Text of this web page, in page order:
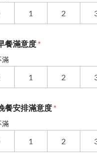
1 2
餐滿意度 *
滿
1 2
餐安排滿意度 *
滿
1 2